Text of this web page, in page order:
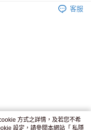
到店，7天內取。逾期後
客服
方式之詳情，及若您不希
設定，請參閱本網站「 私隱